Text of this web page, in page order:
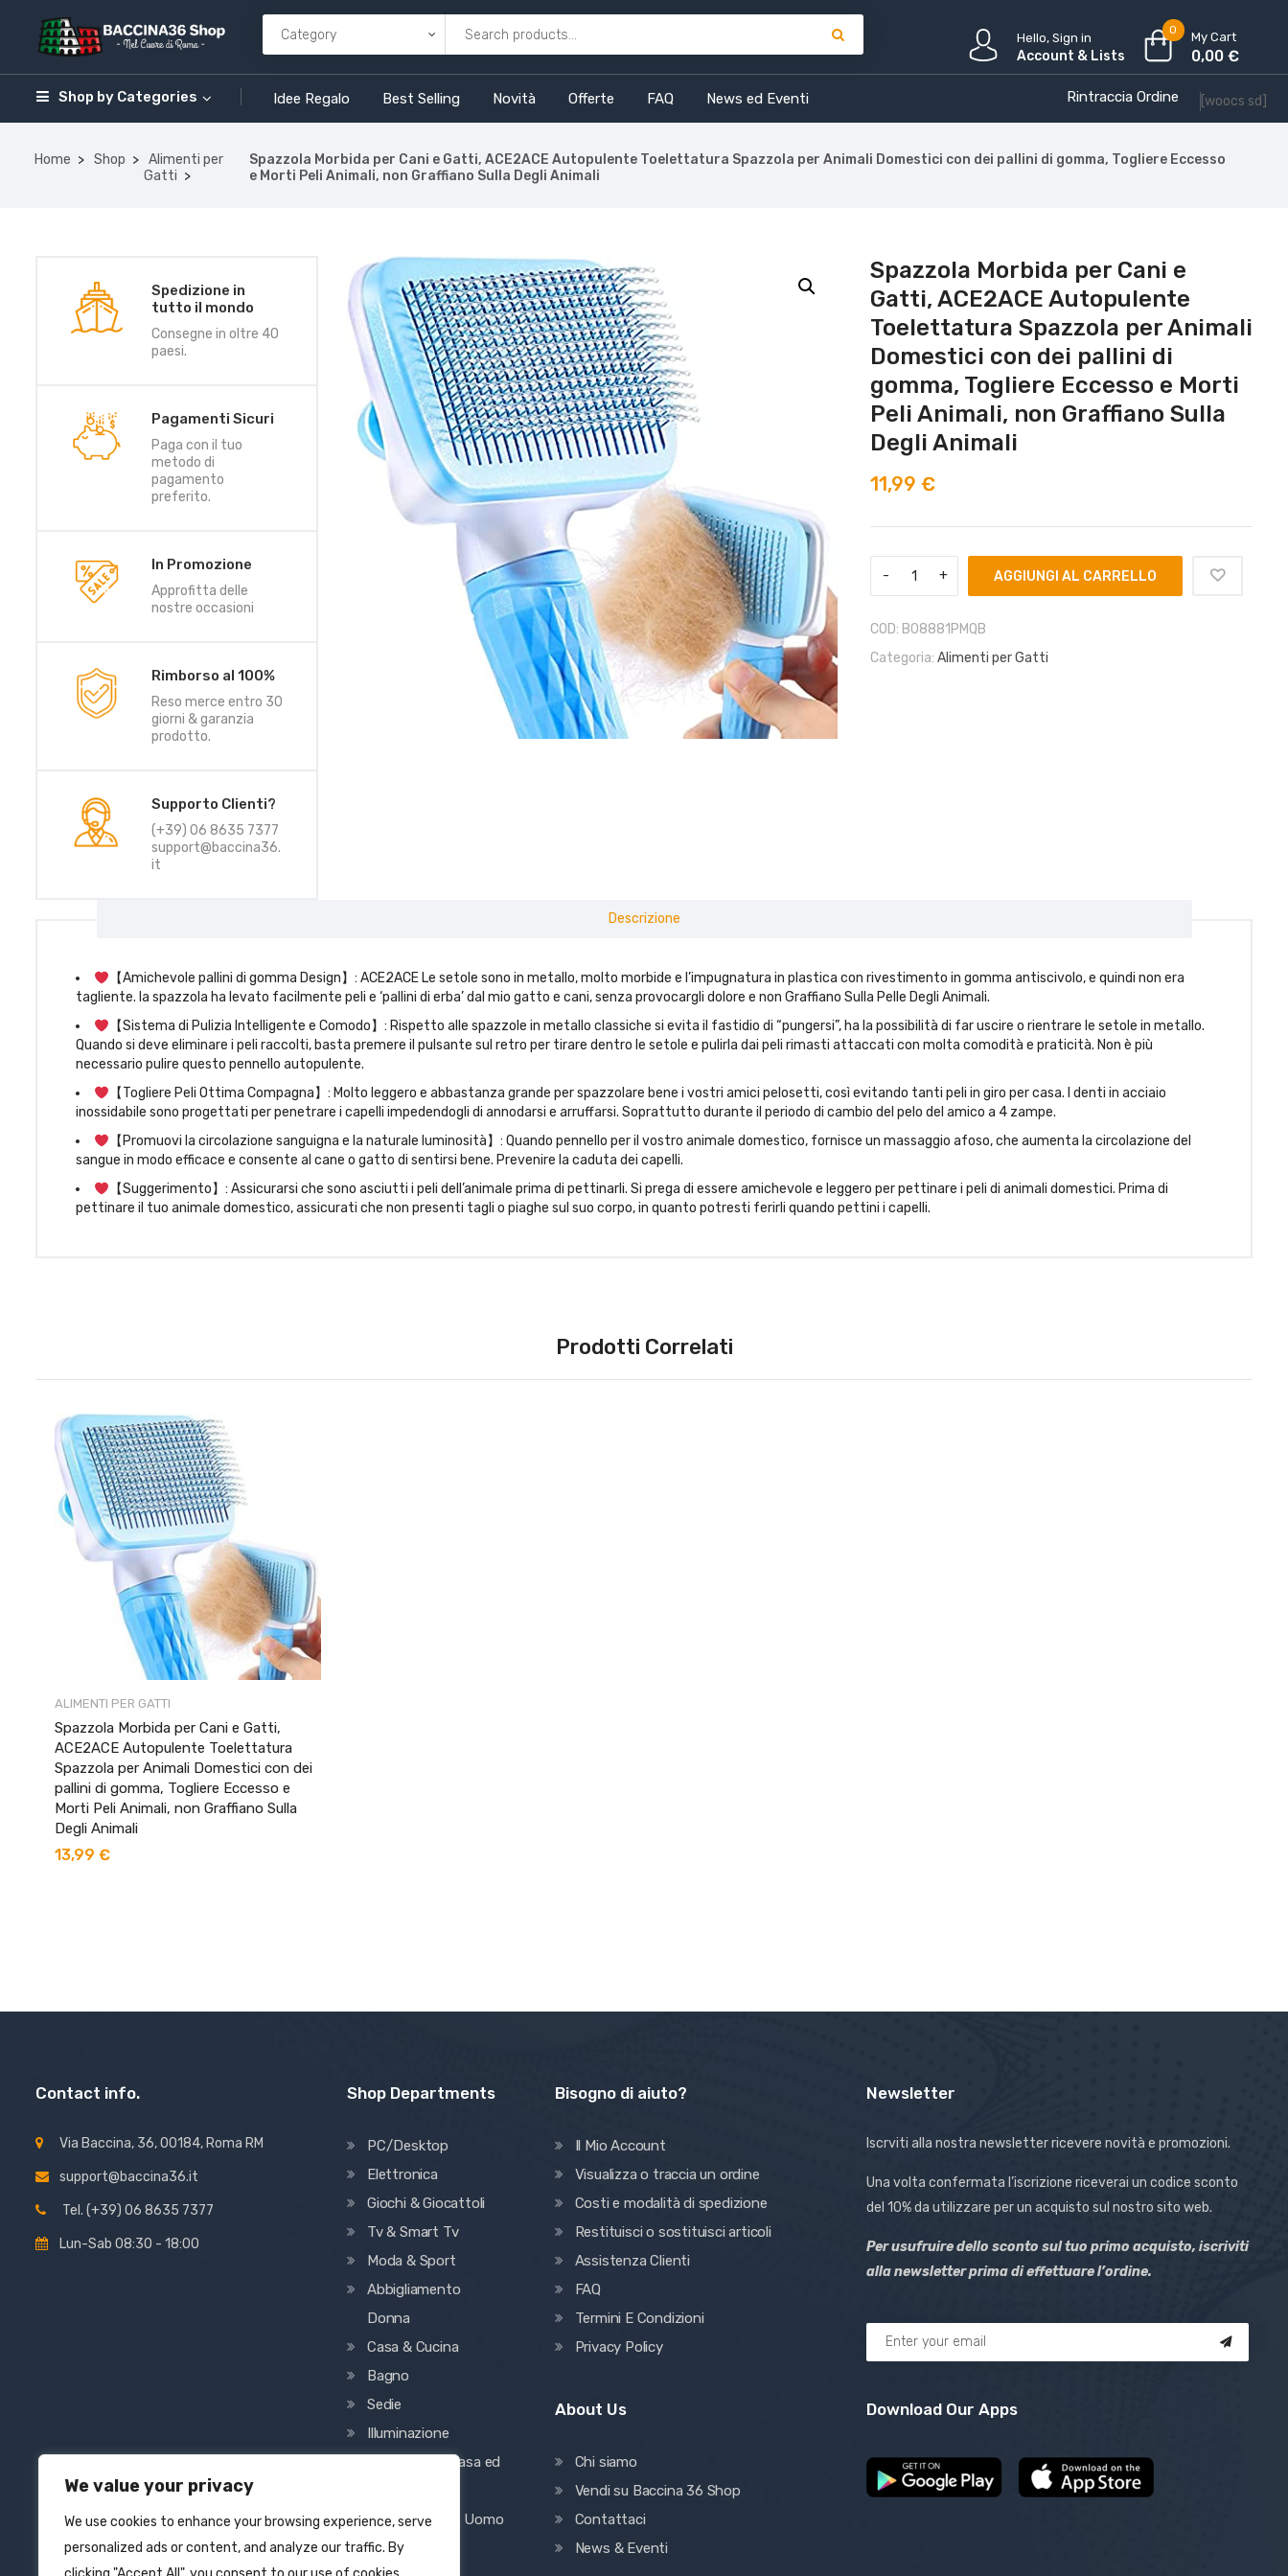
We value your privacy
We use cookies to enhance your browsing experience, serve
personalized ads or content, and analyze our traffic. By
Hello, Sign in
Account & Lists
0 My Cart
0,00 €
Shop by Categories Idee Regalo Best Selling Novità Offerte FAQ News ed Eventi Rintraccia Ordine [woocs sd]
Home Shop
Alimenti per
Gatti
Spazzola Morbida per Cani e Gatti, ACE2ACE Autopulente Toelettatura Spazzola per Animali Domestici con dei pallini di gomma, Togliere Eccesso
e Morti Peli Animali, non Graffiano Sulla Degli Animali
Spedizione in
tutto il mondo
Consegne in oltre 40
paesi.
Pagamenti Sicuri
Paga con il tuo
metodo di
pagamento
preferito.
In Promozione
Approfitta delle
nostre occasioni
Rimborso al 100%
Reso merce entro 30
giorni & garanzia
prodotto.
Supporto Clienti?
(+39) 06 8635 7377
support@baccina36.
it
Spazzola Morbida per Cani e
Gatti, ACE2ACE Autopulente
Toelettatura Spazzola per Animali
Domestici con dei pallini di
gomma, Togliere Eccesso e Morti
Peli Animali, non Graffiano Sulla
Degli Animali
11,99 €
AGGIUNGI AL CARRELLO
COD: B08881PMQB
Categoria: Alimenti per Gatti
Descrizione
【Amichevole pallini di gomma Design】: ACE2ACE Le setole sono in metallo, molto morbide e l’impugnatura in plastica con rivestimento in gomma antiscivolo, e quindi non era
tagliente. la spazzola ha levato facilmente peli e ‘pallini di erba’ dal mio gatto e cani, senza provocargli dolore e non Graffiano Sulla Pelle Degli Animali.
【Sistema di Pulizia Intelligente e Comodo】: Rispetto alle spazzole in metallo classiche si evita il fastidio di “pungersi”, ha la possibilità di far uscire o rientrare le setole in metallo.
Quando si deve eliminare i peli raccolti, basta premere il pulsante sul retro per tirare dentro le setole e pulirla dai peli rimasti attaccati con molta comodità e praticità. Non è più
necessario pulire questo pennello autopulente.
【Togliere Peli Ottima Compagna】: Molto leggero e abbastanza grande per spazzolare bene i vostri amici pelosetti, così evitando tanti peli in giro per casa. I denti in acciaio
inossidabile sono progettati per penetrare i capelli impedendogli di annodarsi e arruffarsi. Soprattutto durante il periodo di cambio del pelo del amico a 4 zampe.
【Promuovi la circolazione sanguigna e la naturale luminosità】: Quando pennello per il vostro animale domestico, fornisce un massaggio afoso, che aumenta la circolazione del
sangue in modo efficace e consente al cane o gatto di sentirsi bene. Prevenire la caduta dei capelli.
【Suggerimento】: Assicurarsi che sono asciutti i peli dell’animale prima di pettinarli. Si prega di essere amichevole e leggero per pettinare i peli di animali domestici. Prima di
pettinare il tuo animale domestico, assicurati che non presenti tagli o piaghe sul suo corpo, in quanto potresti ferirli quando pettini i capelli.
Prodotti Correlati
ALIMENTI PER GATTI
Spazzola Morbida per Cani e Gatti,
ACE2ACE Autopulente Toelettatura
Spazzola per Animali Domestici con dei
pallini di gomma, Togliere Eccesso e
Morti Peli Animali, non Graffiano Sulla
Degli Animali
13,99 €
Contact info.
Via Baccina, 36, 00184, Roma RM
support@baccina36.it
Tel. (+39) 06 8635 7377
Lun-Sab 08:30 - 18:00
Shop Departments
PC/Desktop
Elettronica
Giochi & Giocattoli
Tv & Smart Tv
Moda & Sport
Abbigliamento
Donna
Casa & Cucina
Bagno
Sedie
Illuminazione
Decorazione casa ed
Abbigliamento Uomo
Bisogno di aiuto?
Il Mio Account
Visualizza o traccia un ordine
Costi e modalità di spedizione
Restituisci o sostituisci articoli
Assistenza Clienti
FAQ
Termini E Condizioni
Privacy Policy
About Us
Chi siamo
Vendi su Baccina 36 Shop
Contattaci
News & Eventi
Newsletter
Iscrviti alla nostra newsletter ricevere novità e promozioni.
Una volta confermata l’iscrizione riceverai un codice sconto
del 10% da utilizzare per un acquisto sul nostro sito web.
Per usufruire dello sconto sul tuo primo acquisto, iscriviti
alla newsletter prima di effettuare l’ordine.
Download Our Apps